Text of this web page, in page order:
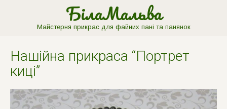
БілаМальва
Майстерня прикрас для файних пані та панянок
Нашiйна прикраса “Портрет
кицi”